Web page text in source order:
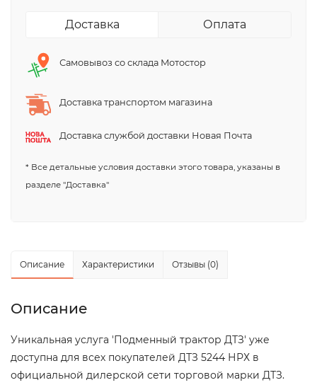
Доставка Оплата
Самовывоз со склада Мотостор
Доставка транспортом магазина
Доставка службой доставки Новая Почта
* Все детальные условия доставки этого товара, указаны в
разделе "Доставка"
Описание Характеристики Отзывы (0)
Описание
Уникальная услуга 'Подменный трактор ДТЗ' уже
доступна для всех покупателей ДТЗ 5244 НРХ в
официальной дилерской сети торговой марки ДТЗ.